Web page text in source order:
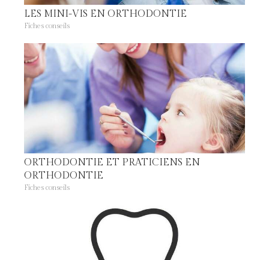
LES MINI-VIS EN ORTHODONTIE
Fiches conseils
ORTHODONTIE ET PRATICIENS EN
ORTHODONTIE
Fiches conseils